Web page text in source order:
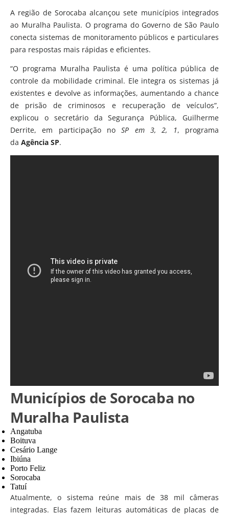
A região de Sorocaba alcançou sete municípios integrados
ao Muralha Paulista. O programa do Governo de São Paulo
conecta sistemas de monitoramento públicos e particulares
para respostas mais rápidas e eficientes.
“O programa Muralha Paulista é uma política pública de
controle da mobilidade criminal. Ele integra os sistemas já
existentes e devolve as informações, aumentando a chance
de prisão de criminosos e recuperação de veículos”,
explicou o secretário da Segurança Pública, Guilherme
Derrite, em participação noSP em 3, 2, 1, programa
da Agência SP.
Municípios de Sorocaba no
Muralha Paulista
Angatuba
Boituva
Cesário Lange
Ibiúna
Porto Feliz
Sorocaba
Tatuí
Atualmente, o sistema reúne mais de 38 mil câmeras
integradas. Elas fazem leituras automáticas de placas de